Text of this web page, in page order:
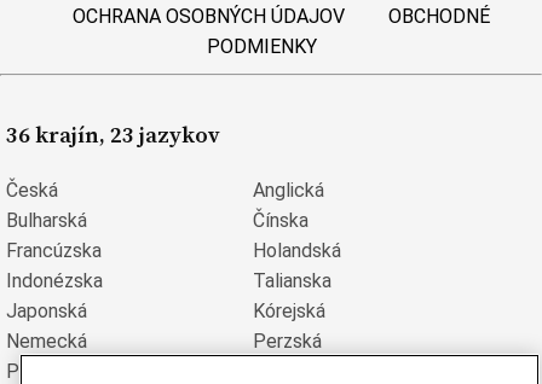
OCHRANA OSOBNÝCH ÚDAJOV
OBCHODNÉ
PODMIENKY
36 krajín, 23 jazykov
Česká
Anglická
Bulharská
Čínska
Francúzska
Holandská
Indonézska
Talianska
Japonská
Kórejská
Nemecká
Perzská
Poľská